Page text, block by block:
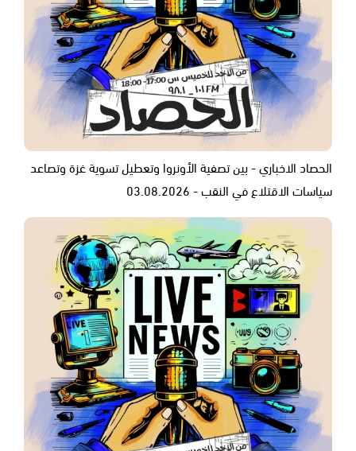
الحصاد الاخباري - بين تصفية الأونروا وتعطيل تسوية غزة وتصاعد
سياسات الاقتلاع في النقب - 03.08.2026